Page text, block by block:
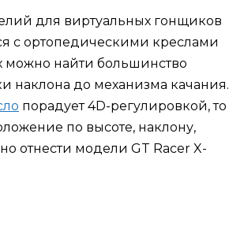
для виртуальных гонщиков
с ортопедическими креслами
найти большинство
наклона до механизма качания.
порадует 4D-регулировкой, то
по высоте, наклону,
отнести модели GT Racer X-